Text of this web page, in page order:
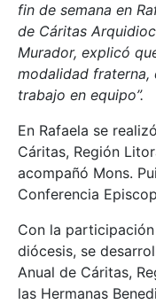
fin de semana en
de Cáritas
Murador, explicó
modalidad fraterna,
trabajo en equipo”.
En Rafaela se
Cáritas, Región
acompañó Mons.
Conferencia
Con la
diócesis, se
Anual de Cáritas,
las Hermanas